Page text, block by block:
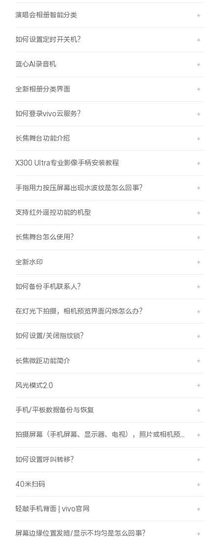
演唱会相册智能分类
如何设置定时开关机？
蓝心AI录音机
全新相册分类界面
如何登录vivo云服务？
长焦舞台功能介绍
X300 Ultra专业影像手柄安装教程
手指用力按压屏幕出现水波纹是怎么回事？
支持红外遥控功能的机型
长焦舞台怎么使用？
全新水印
如何备份手机联系人？
在灯光下拍摄，相机预览界面闪烁怎么办？
如何设置/关闭指纹锁？
长焦微距功能简介
风光模式2.0
手机/平板数据备份与恢复
拍摄屏幕（手机屏幕、显示器、电视），照片或相机预览界面有斜纹/条纹是怎么回事？
如何设置呼叫转移？
40米扫码
轻敲手机背面 | vivo官网
屏幕边缘位置发暗/显示不均匀是怎么回事？